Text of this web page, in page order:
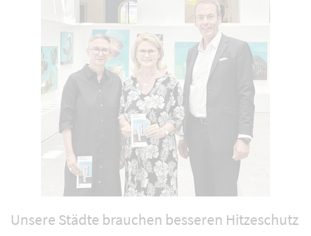
Unsere Städte brauchen besseren Hitzeschutz